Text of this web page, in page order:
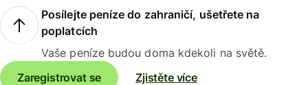
Posílejte peníze do zahraničí, ušetřete na
poplatcích
Vaše peníze budou doma kdekoli na světě.
Zaregistrovat se
Zjistěte více